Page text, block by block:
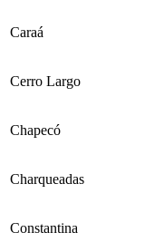
Caraá
Cerro Largo
Chapecó
Charqueadas
Constantina